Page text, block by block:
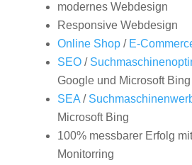
modernes Webdesign
Responsive Webdesign
Online Shop/ E-
SEO/
Google und Microsoft Bing
SEA/
Microsoft Bing
100% messbarer Erfolg
Monitorring